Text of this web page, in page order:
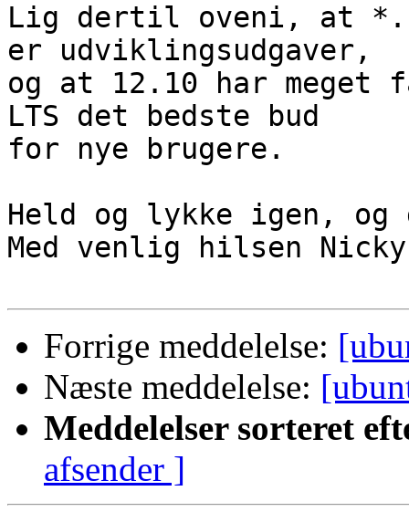
Lig dertil oveni, at
er udviklingsudgaver,
og at 12.10 har meget
LTS det bedste bud
for nye brugere.
Held og lykke igen,
Med venlig hilsen Nicky
Forrige meddelelse:
Næste meddelelse:
Meddelelser sorteret
afsender ]